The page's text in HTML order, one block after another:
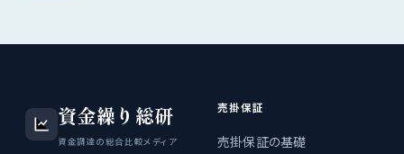
資金繰り総研
資金調達の総合比較メディア
売掛保証
売掛保証の基礎